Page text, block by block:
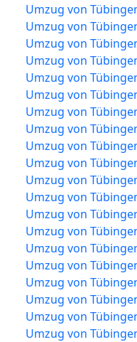
Umzug von
Umzug von
Umzug von
Umzug von
Umzug von
Umzug von
Umzug von
Umzug von
Umzug von
Umzug von
Umzug von
Umzug von
Umzug von
Umzug von
Umzug von
Umzug von
Umzug von
Umzug von
Umzug von
Umzug von